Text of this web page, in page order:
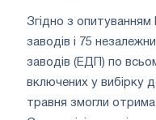
Згідно з
заводів і 75
заводів (ЕДП) по
включених у вибірку
травня змогли